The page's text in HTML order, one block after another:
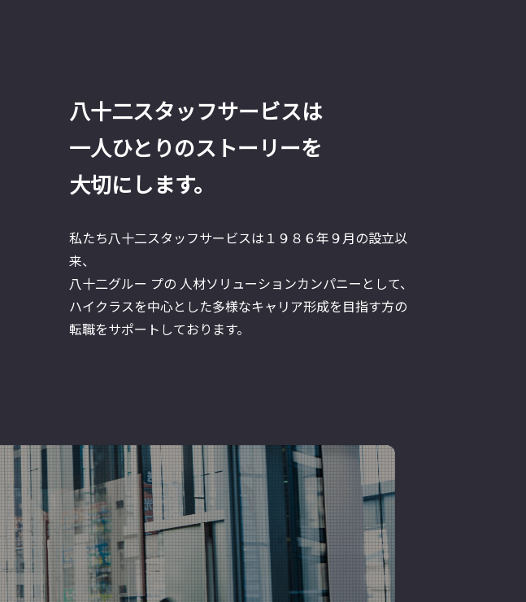
八十二スタッフサービスは
一人ひとりのストーリーを
大切にします。
私たち八十二スタッフサービスは１９８６年９月の設立以
来、
八十二グルー プの 人材ソリューションカンパニーとして、
ハイクラスを中心とした多様なキャリア形成を目指す方の
転職をサポートしております。